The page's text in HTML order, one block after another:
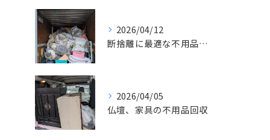
2026/04/12
断捨離に最適な不用品回収サービス
2026/04/05
仏壇、家具の不用品回収